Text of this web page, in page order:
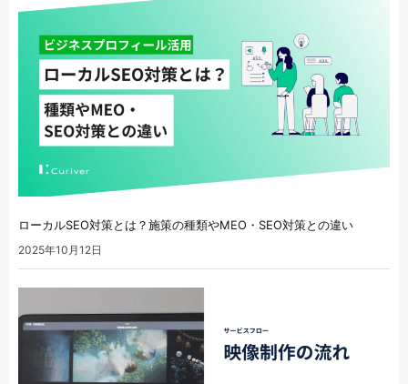
ローカルSEO対策とは？施策の種類やMEO・SEO対策との違い
2025年10月12日